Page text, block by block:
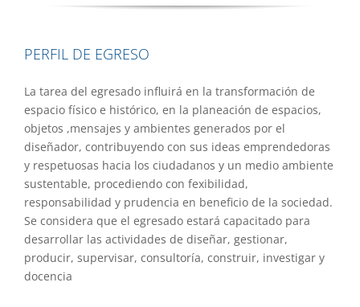
PERFIL DE EGRESO
La tarea del egresado influirá en la transformación de
espacio físico e histórico, en la planeación de espacios,
objetos ,mensajes y ambientes generados por el
diseñador, contribuyendo con sus ideas emprendedoras
y respetuosas hacia los ciudadanos y un medio ambiente
sustentable, procediendo con fexibilidad,
responsabilidad y prudencia en beneficio de la sociedad.
Se considera que el egresado estará capacitado para
desarrollar las actividades de diseñar, gestionar,
producir, supervisar, consultoría, construir, investigar y
docencia